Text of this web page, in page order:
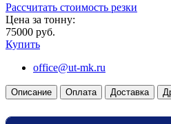
Рассчитать стоимость резки
Цена за тонну:
75000 руб.
Купить
office@ut-mk.ru
Описание Оплата Доставка